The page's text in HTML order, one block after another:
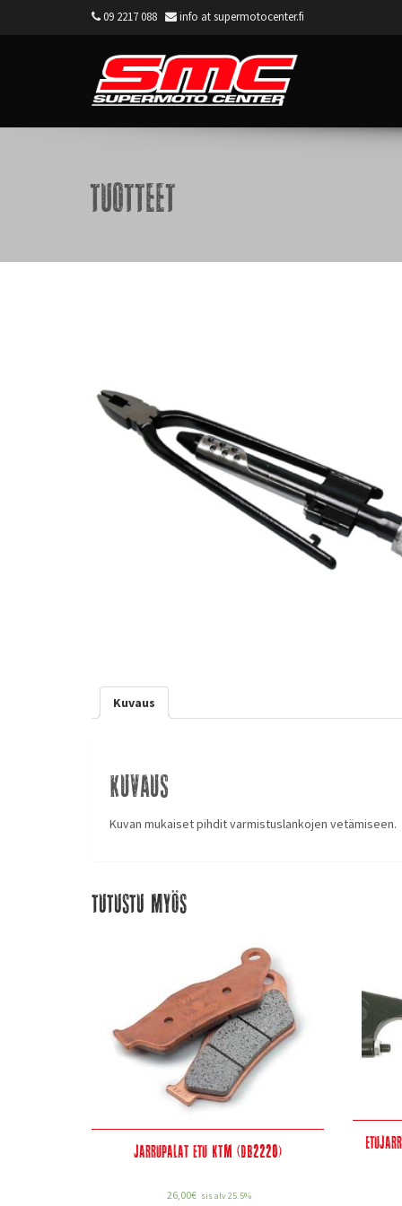
09 2217 088 info at supermotocenter.fi
Tuotteet
Kuvaus
Kuvaus
Kuvan mukaiset pihdit varmistuslankojen vetämiseen.
Tutustu myös
Jarrupalat etu KTM (DB2220)
26,00€ sis alv 25.5%